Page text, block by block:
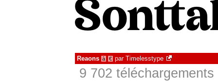
Reaons à € par Timelesstype
9 702